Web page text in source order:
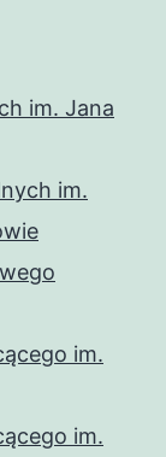
im. Jana
im.
im.
im.